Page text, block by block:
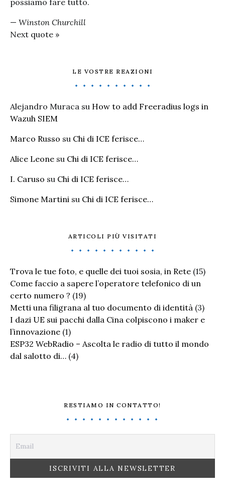
possiamo fare tutto.
— Winston Churchill
Next quote »
LE VOSTRE REAZIONI
Alejandro Muraca su How to add Freeradius logs in
Wazuh SIEM
Marco Russo su Chi di ICE ferisce…
Alice Leone su Chi di ICE ferisce…
I. Caruso su Chi di ICE ferisce…
Simone Martini su Chi di ICE ferisce…
ARTICOLI PIÙ VISITATI
Trova le tue foto, e quelle dei tuoi sosia, in Rete (15)
Come faccio a sapere l’operatore telefonico di un
certo numero ? (19)
Metti una filigrana al tuo documento di identità (3)
I dazi UE sui pacchi dalla Cina colpiscono i maker e
l’innovazione (1)
ESP32 WebRadio – Ascolta le radio di tutto il mondo
dal salotto di… (4)
RESTIAMO IN CONTATTO!